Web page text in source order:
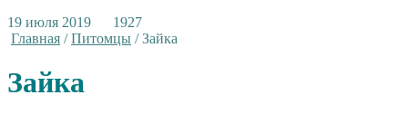
19 июля 2019
1927
Главная /Питомцы /Зайка
Зайка